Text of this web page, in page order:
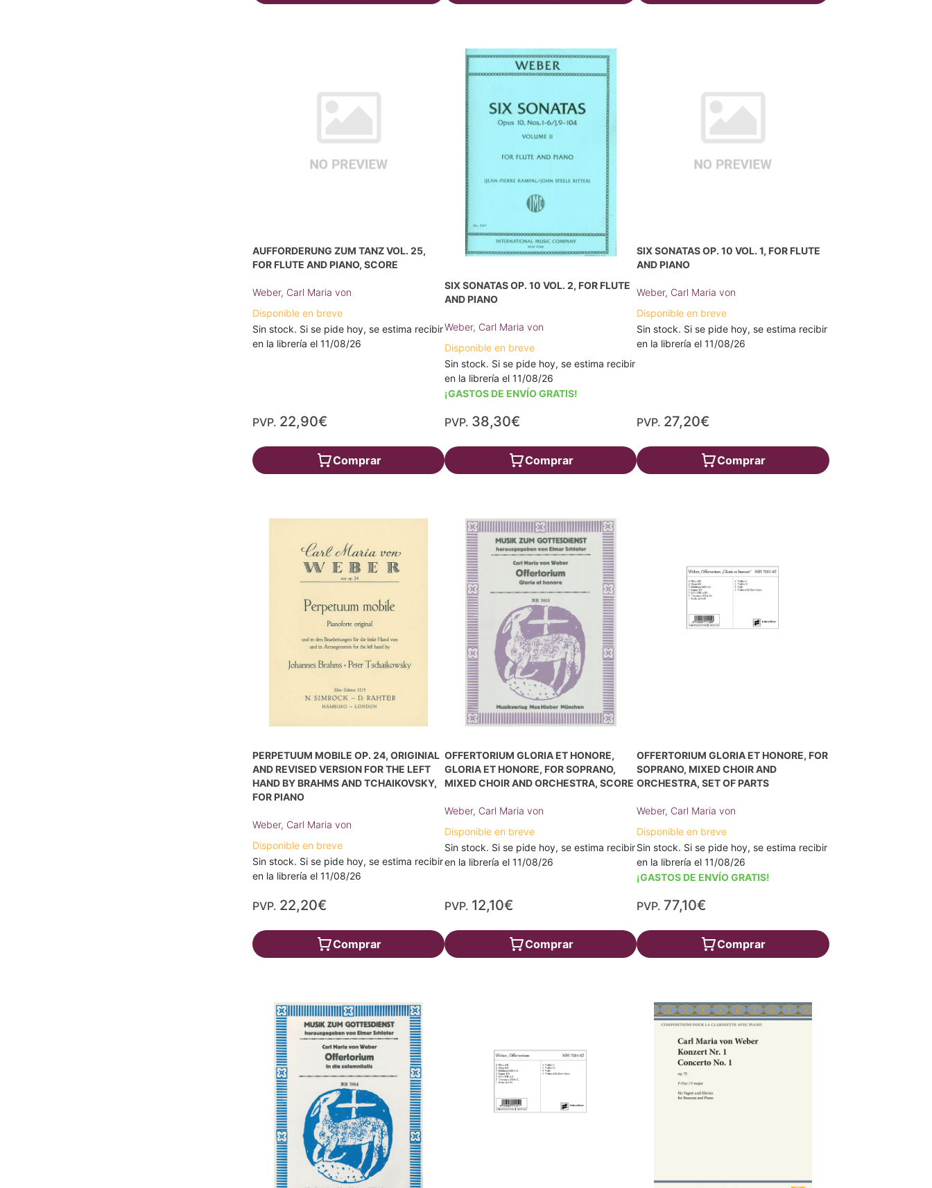
AUFFORDERUNG ZUM TANZ VOL. 25,
FOR FLUTE AND PIANO, SCORE
Weber, Carl Maria von
Disponible en breve
Sin stock. Si se pide hoy, se estima recibir
en la librería el 11/08/26
PVP. 22,90€
Comprar
SIX SONATAS OP. 10 VOL. 2, FOR FLUTE
AND PIANO
Weber, Carl Maria von
Disponible en breve
Sin stock. Si se pide hoy, se estima recibir
en la librería el 11/08/26
¡GASTOS DE ENVÍO GRATIS!
PVP. 38,30€
Comprar
SIX SONATAS OP. 10 VOL. 1, FOR FLUTE
AND PIANO
Weber, Carl Maria von
Disponible en breve
Sin stock. Si se pide hoy, se estima recibir
en la librería el 11/08/26
PVP. 27,20€
Comprar
PERPETUUM MOBILE OP. 24, ORIGINIAL
AND REVISED VERSION FOR THE LEFT
HAND BY BRAHMS AND TCHAIKOVSKY,
FOR PIANO
Weber, Carl Maria von
Disponible en breve
Sin stock. Si se pide hoy, se estima recibir
en la librería el 11/08/26
PVP. 22,20€
Comprar
OFFERTORIUM GLORIA ET HONORE,
GLORIA ET HONORE, FOR SOPRANO,
MIXED CHOIR AND ORCHESTRA, SCORE
Weber, Carl Maria von
Disponible en breve
Sin stock. Si se pide hoy, se estima recibir
en la librería el 11/08/26
PVP. 12,10€
Comprar
OFFERTORIUM GLORIA ET HONORE, FOR
SOPRANO, MIXED CHOIR AND
ORCHESTRA, SET OF PARTS
Weber, Carl Maria von
Disponible en breve
Sin stock. Si se pide hoy, se estima recibir
en la librería el 11/08/26
¡GASTOS DE ENVÍO GRATIS!
PVP. 77,10€
Comprar